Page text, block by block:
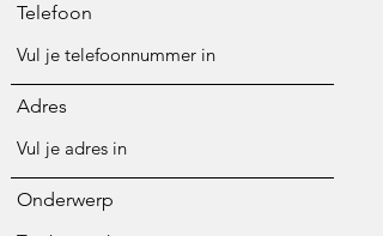
Telefoon
Adres
Onderwerp